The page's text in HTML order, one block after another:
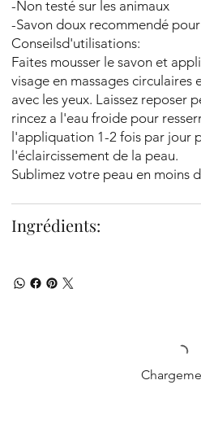
-Non testé sur les animaux
-Savon doux recommendé
Conseilsd'utilisations:
Faites mousser le savon et
visage en massages
avec les yeux. Laissez reposer
rincez a l'eau froide pour
l'appliquation 1-2 fois par jour
l'éclaircissement de la peau.
Sublimez votre peau en moins
Ingrédients: